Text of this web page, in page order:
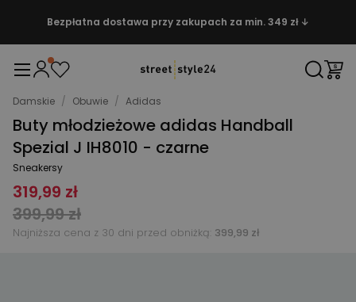
Bezpłatna dostawa przy zakupach za min. 349 zł ↓
Damskie / Obuwie / Adidas
Buty młodzieżowe adidas Handball
Spezial J IH8010 - czarne
Sneakersy
319,99 zł
399,99 zł
Najniższa cena z 30 dni przed obniżką: 399,99 zł